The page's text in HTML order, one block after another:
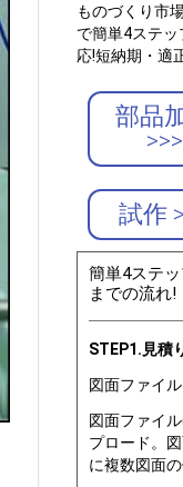
ものづくり市
で簡単4ステ
応!短納期・適
部品
>>>
試作
簡単4ステ
までの流れ!
STEP1.見積
図面ファイ
図面ファイ
プロード。
に複数図面